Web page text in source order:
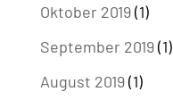
Oktober 2019(1)
September 2019(1)
August 2019(1)